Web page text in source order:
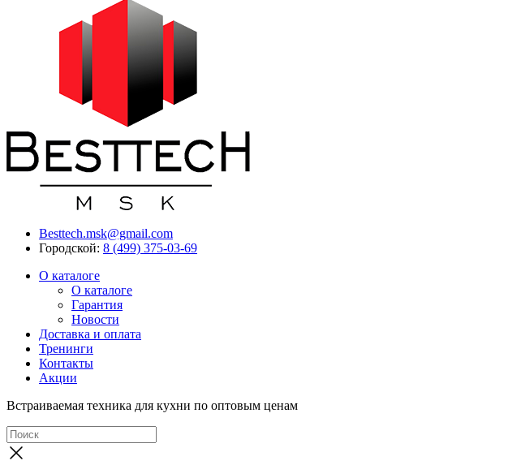
Besttech.msk@gmail.com
Городской: 8 (499) 375-03-69
О каталоге
О каталоге
Гарантия
Новости
Доставка и оплата
Тренинги
Контакты
Акции
Встраиваемая техника для кухни по оптовым ценам